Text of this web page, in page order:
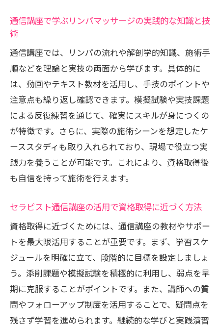
セラピスト通信講座で学ぶ深部ケア技術
深部リンパマッサージを通信講座で学ぶ
際の注意点
資格取得に必要な深部リンパ知識とカリ
キュラム
働きながら深部リンパマッサージを目指
す方法
深部リンパ資格を通信講座で取得する成
功の秘訣
方法
セラピスト通信講座で取得できる資格の
種類を解説
リンパマッサージ国家資格と民間資格の
違いを比較
国家資格・民間資格のメリットと取得方
法のポイント
資格選びで失敗しないための通信講座基
通信講座で学ぶリンパマッサージの実践的な知識と技
術
通信講座では、リンパの流れや解剖学的知識、施術手
順などを理論と実技の両面から学びます。具体的に
は、動画やテキスト教材を活用し、手技のポイントや
注意点も繰り返し確認できます。模擬試験や実技課題
による反復練習を通じて、確実にスキルが身につくの
が特徴です。さらに、実際の施術シーンを想定したケ
ーススタディも取り入れられており、現場で役立つ実
践力を養うことが可能です。これにより、資格取得後
も自信を持って施術を行えます。
セラピスト通信講座の活用で資格取得に近づく方法
資格取得に近づくためには、通信講座の教材やサポー
トを最大限活用することが重要です。まず、学習スケ
ジュールを明確に立て、段階的に目標を設定しましょ
う。添削課題や模擬試験を積極的に利用し、弱点を早
期に克服することがポイントです。また、講師への質
問やフォローアップ制度を活用することで、疑問点を
残さず学習を進められます。継続的な学びと実践演習